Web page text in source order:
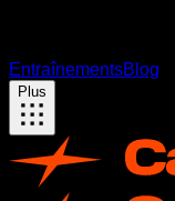
EntraînementsBlog
Plus